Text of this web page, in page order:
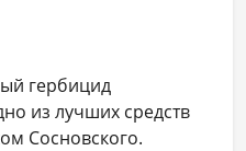
гербицид
из лучших средств
Сосновского.